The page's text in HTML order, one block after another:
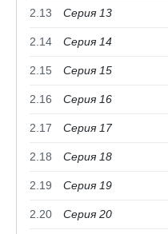
2.13 Серия 13
2.14 Серия 14
2.15 Серия 15
2.16 Серия 16
2.17 Серия 17
2.18 Серия 18
2.19 Серия 19
2.20 Серия 20